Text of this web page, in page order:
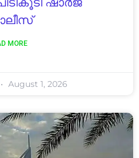
ഷാർജ
MORE
August 1, 2026